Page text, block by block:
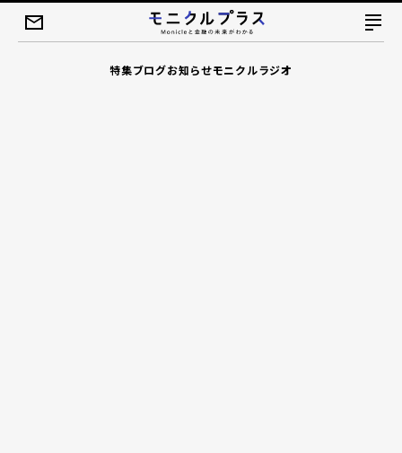
特集ブログお知らせモニクルラジオ